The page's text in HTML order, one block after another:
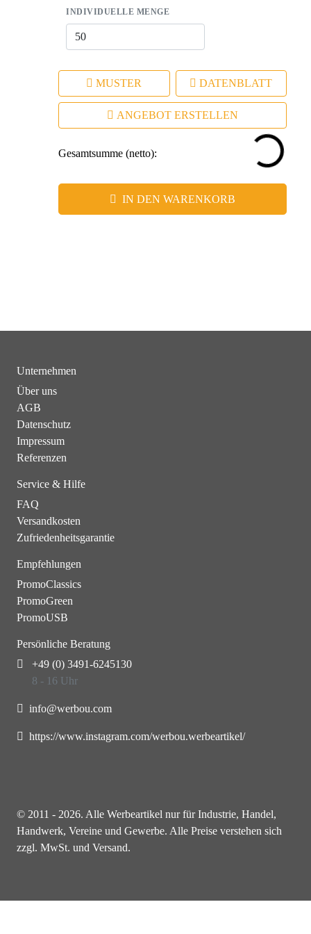
INDIVIDUELLE MENGE
MUSTER DATENBLATT
ANGEBOT ERSTELLEN
Gesamtsumme (netto):
IN DEN WARENKORB
Unternehmen
Über uns
AGB
Datenschutz
Impressum
Referenzen
Service & Hilfe
FAQ
Versandkosten
Zufriedenheitsgarantie
Empfehlungen
PromoClassics
PromoGreen
PromoUSB
Persönliche Beratung
+49 (0) 3491-6245130
8 - 16 Uhr
info@werbou.com
https://www.instagram.com/werbou.werbeartikel/
© 2011 - 2026. Alle Werbeartikel nur für Industrie, Handel,
Handwerk, Vereine und Gewerbe. Alle Preise verstehen sich
zzgl. MwSt. und Versand.